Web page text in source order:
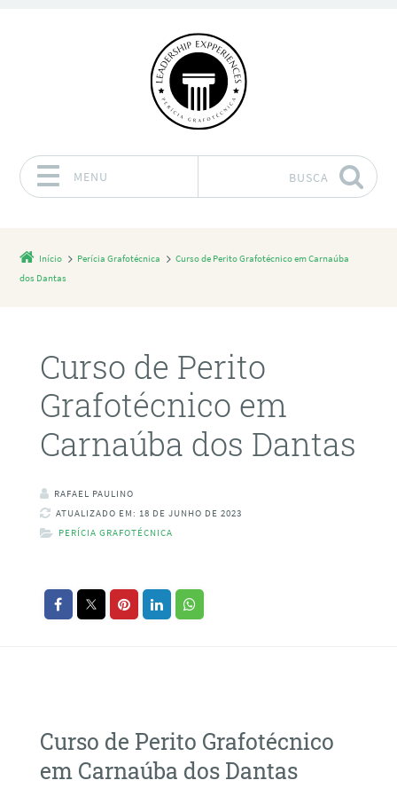
MENU BUSCA
Início Perícia Grafotécnica
Curso de Perito Grafotécnico em Carnaúba
dos Dantas
Curso de Perito
Grafotécnico em
Carnaúba dos Dantas
RAFAEL PAULINO
ATUALIZADO EM: 18 DE JUNHO DE 2023
PERÍCIA GRAFOTÉCNICA
Curso de Perito Grafotécnico
em Carnaúba dos Dantas